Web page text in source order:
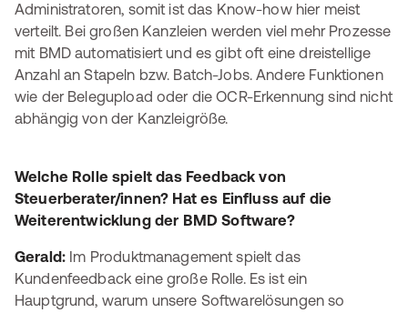
Administratoren, somit ist das Know-how hier meist
verteilt. Bei großen Kanzleien werden viel mehr Prozesse
mit BMD automatisiert und es gibt oft eine dreistellige
Anzahl an Stapeln bzw. Batch-Jobs. Andere Funktionen
wie der Belegupload oder die OCR-Erkennung sind nicht
abhängig von der Kanzleigröße.
Welche Rolle spielt das Feedback von
Steuerberater/innen? Hat es Einfluss auf die
Weiterentwicklung der BMD Software?
Gerald: Im Produktmanagement spielt das
Kundenfeedback eine große Rolle. Es ist ein
Hauptgrund, warum unsere Softwarelösungen so